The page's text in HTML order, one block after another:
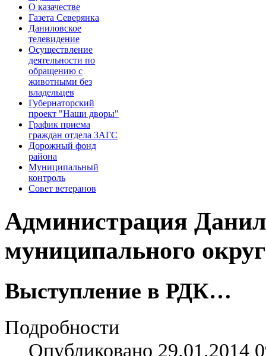
О казачестве
Газета Северянка
Даниловское
телевидение
Осуществление
деятельности по
обращению с
животными без
владельцев
Губернаторский
проект "Наши дворы"
График приема
граждан отдела ЗАГС
Дорожный фонд
района
Муниципальный
контроль
Совет ветеранов
Администрация
муниципального
Выступление в РДК…
Подробности
Опубликовано 29.01.2014